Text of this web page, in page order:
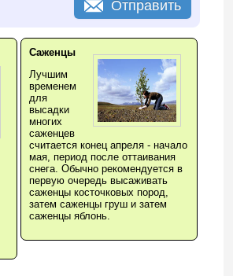
Отправить
Саженцы
Лучшим
временем
для
высадки
многих
саженцев
считается конец апреля - начало
мая, период после оттаивания
снега. Обычно рекомендуется в
первую очередь высаживать
саженцы косточковых пород,
затем саженцы груш и затем
саженцы яблонь.